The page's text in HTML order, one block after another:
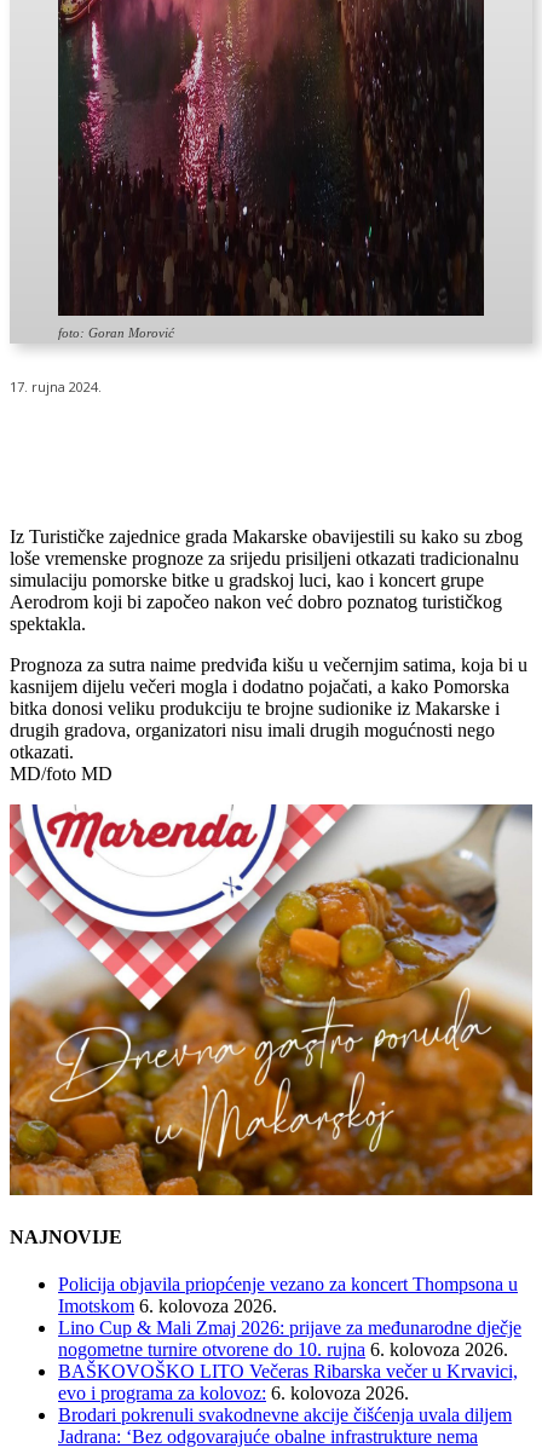
foto: Goran Morović
17. rujna 2024.
Iz Turističke zajednice grada Makarske obavijestili su kako su zbog
loše vremenske prognoze za srijedu prisiljeni otkazati tradicionalnu
simulaciju pomorske bitke u gradskoj luci, kao i koncert grupe
Aerodrom koji bi započeo nakon već dobro poznatog turističkog
spektakla.
Prognoza za sutra naime predviđa kišu u večernjim satima, koja bi u
kasnijem dijelu večeri mogla i dodatno pojačati, a kako Pomorska
bitka donosi veliku produkciju te brojne sudionike iz Makarske i
drugih gradova, organizatori nisu imali drugih mogućnosti nego
otkazati.
MD/foto MD
NAJNOVIJE
Policija objavila priopćenje vezano za koncert Thompsona u
Imotskom 6. kolovoza 2026.
Lino Cup & Mali Zmaj 2026: prijave za međunarodne dječje
nogometne turnire otvorene do 10. rujna 6. kolovoza 2026.
BAŠKOVOŠKO LITO Večeras Ribarska večer u Krvavici,
evo i programa za kolovoz: 6. kolovoza 2026.
Brodari pokrenuli svakodnevne akcije čišćenja uvala diljem
Jadrana: ‘Bez odgovarajuće obalne infrastrukture nema